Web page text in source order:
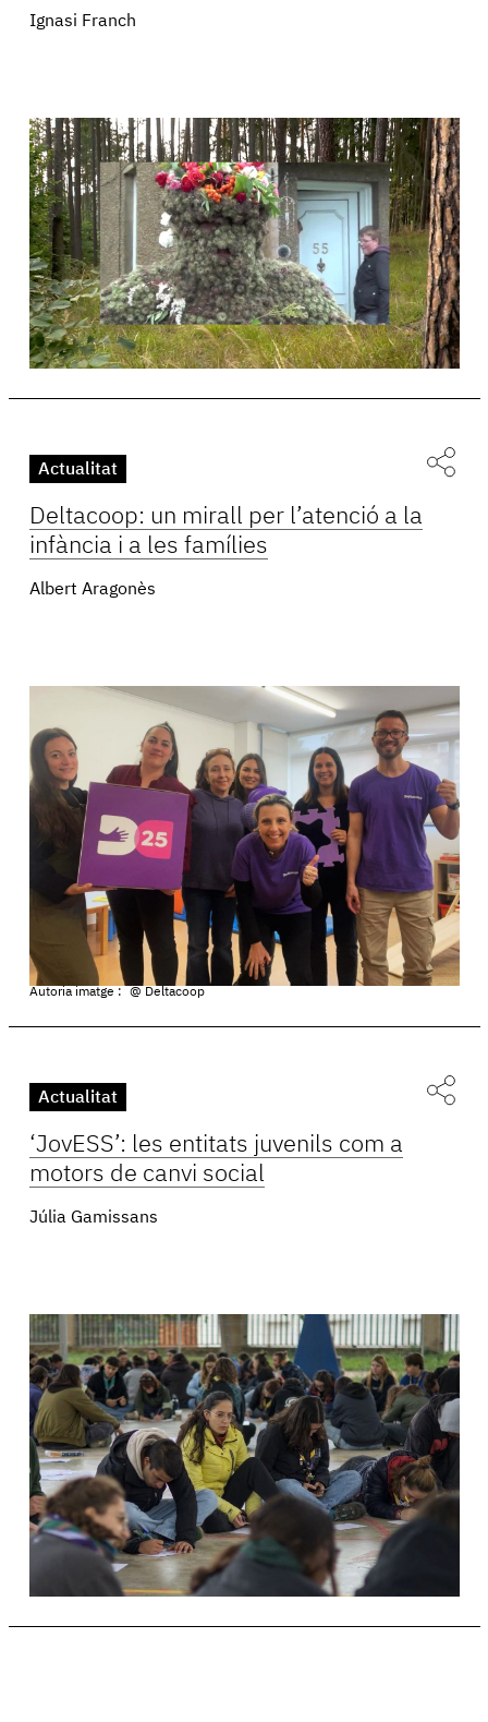
Ignasi Franch
Actualitat
Deltacoop: un mirall per l’atenció a la
infància i a les famílies
Albert Aragonès
Autoria imatge : @ Deltacoop
Actualitat
‘JovESS’: les entitats juvenils com a
motors de canvi social
Júlia Gamissans